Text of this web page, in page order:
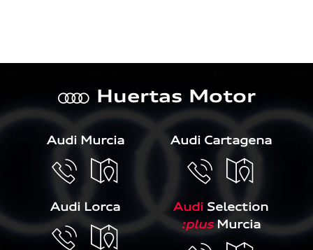
a Huertas Motor
Audi Murcia Audi Cartagena
Audi Lorca Audi Selection
:plusMurcia